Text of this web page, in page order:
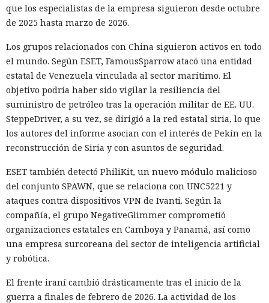
que los especialistas de la empresa siguieron desde octubre
de 2025 hasta marzo de 2026.
Los grupos relacionados con China siguieron activos en todo
el mundo. Según ESET, FamousSparrow atacó una entidad
estatal de Venezuela vinculada al sector marítimo. El
objetivo podría haber sido vigilar la resiliencia del
suministro de petróleo tras la operación militar de EE. UU.
SteppeDriver, a su vez, se dirigió a la red estatal siria, lo que
los autores del informe asocian con el interés de Pekín en la
reconstrucción de Siria y con asuntos de seguridad.
ESET también detectó PhiliKit, un nuevo módulo malicioso
del conjunto SPAWN, que se relaciona con UNC5221 y
ataques contra dispositivos VPN de Ivanti. Según la
compañía, el grupo NegativeGlimmer comprometió
organizaciones estatales en Camboya y Panamá, así como
una empresa surcoreana del sector de inteligencia artificial
y robótica.
El frente iraní cambió drásticamente tras el inicio de la
guerra a finales de febrero de 2026. La actividad de los